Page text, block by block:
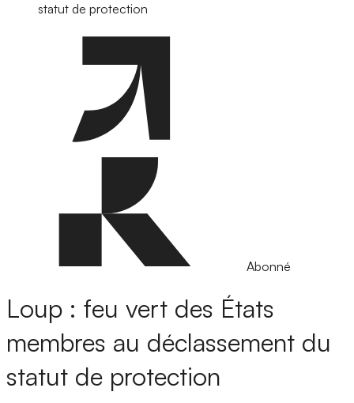
statut de protection
Abonné
Loup : feu vert des États
membres au déclassement du
statut de protection